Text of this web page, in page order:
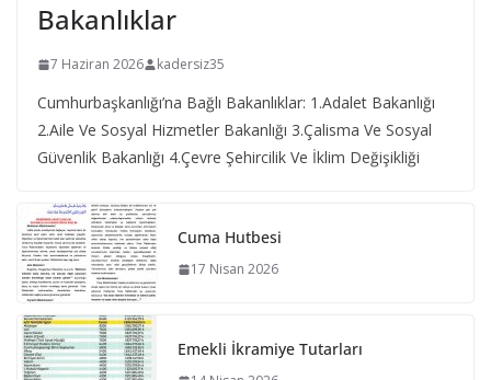
Bakanlıklar
7 Haziran 2026 kadersiz35
Cumhurbaşkanlığı’na Bağlı Bakanlıklar: 1.Adalet Bakanlığı
2.Aile Ve Sosyal Hizmetler Bakanlığı 3.Çalisma Ve Sosyal
Güvenlik Bakanlığı 4.Çevre Şehircilik Ve İklim Değişikliği
Cuma Hutbesi
17 Nisan 2026
Emekli İkramiye Tutarları